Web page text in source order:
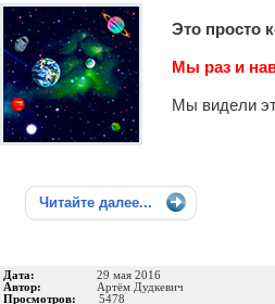
Это просто
Мы раз и
Мы видели
Читайте далее...
Дата: 29 мая 2016
Автор: Артём Дудкевич
Просмотров: 5478